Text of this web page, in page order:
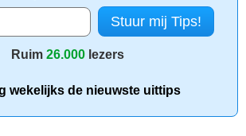
Ruim 26.000 lezers
wekelijks de nieuwste uittips